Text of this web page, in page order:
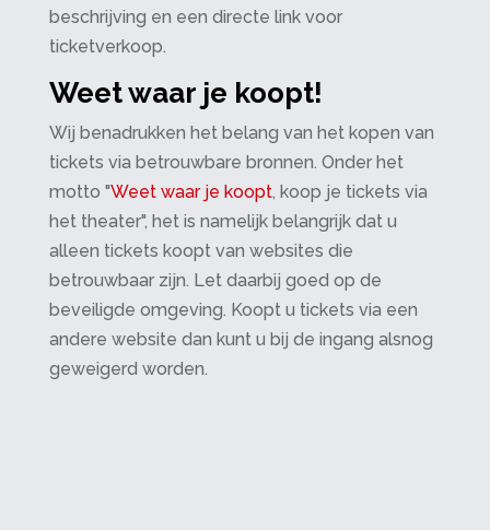
beschrijving en een directe link voor
ticketverkoop.
Weet waar je koopt!
Wij benadrukken het belang van het kopen van
tickets via betrouwbare bronnen. Onder het
motto "Weet waar je koopt, koop je tickets via
het theater", het is namelijk belangrijk dat u
alleen tickets koopt van websites die
betrouwbaar zijn. Let daarbij goed op de
beveiligde omgeving. Koopt u tickets via een
andere website dan kunt u bij de ingang alsnog
geweigerd worden.